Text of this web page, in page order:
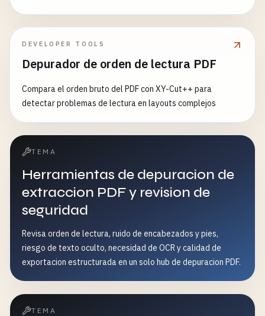
DEVELOPER TOOLS
Depurador de orden de lectura PDF
Compara el orden bruto del PDF con XY-Cut++ para
detectar problemas de lectura en layouts complejos
TEMA
Herramientas de depuracion de
extraccion PDF y revision de
seguridad
Revisa orden de lectura, ruido de encabezados y pies,
riesgo de texto oculto, necesidad de OCR y calidad de
exportacion estructurada en un solo hub de depuracion PDF.
TEMA